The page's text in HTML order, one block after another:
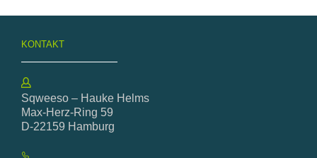
KONTAKT
Sqweeso – Hauke Helms
Max-Herz-Ring 59
D-22159 Hamburg